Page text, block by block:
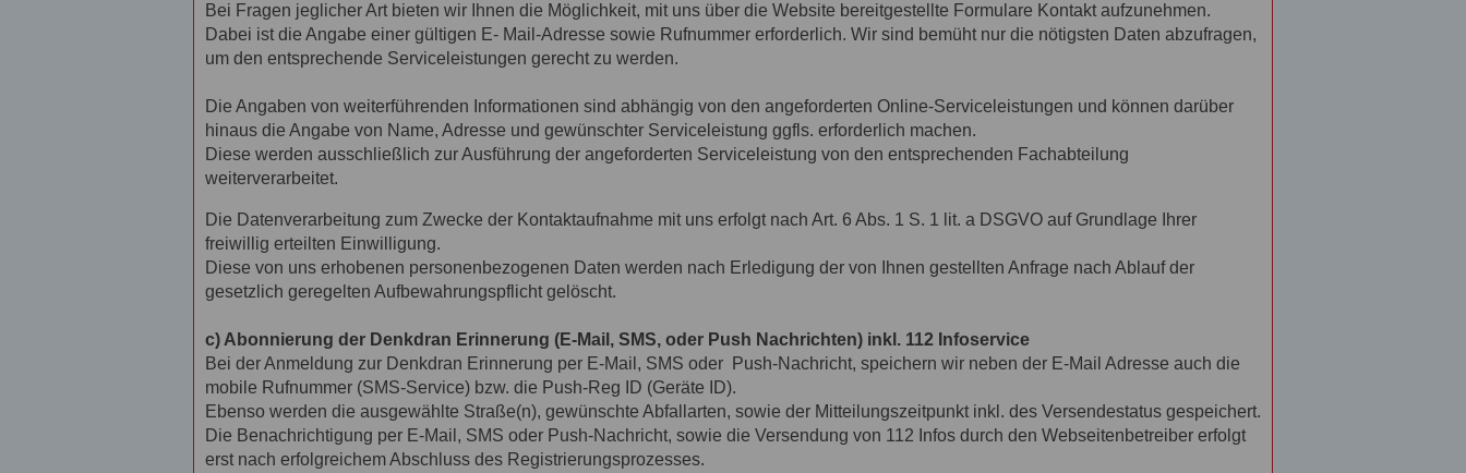
Bei Fragen jeglicher Art bieten wir Ihnen die Möglichkeit, mit uns über die Website bereitgestellte Formulare Kontakt aufzunehmen.
Dabei ist die Angabe einer gültigen E- Mail-Adresse sowie Rufnummer erforderlich. Wir sind bemüht nur die nötigsten Daten abzufragen,
um den entsprechende Serviceleistungen gerecht zu werden.
Die Angaben von weiterführenden Informationen sind abhängig von den angeforderten Online-Serviceleistungen und können darüber
hinaus die Angabe von Name, Adresse und gewünschter Serviceleistung ggfls. erforderlich machen.
Diese werden ausschließlich zur Ausführung der angeforderten Serviceleistung von den entsprechenden Fachabteilung
weiterverarbeitet.
Die Datenverarbeitung zum Zwecke der Kontaktaufnahme mit uns erfolgt nach Art. 6 Abs. 1 S. 1 lit. a DSGVO auf Grundlage Ihrer
freiwillig erteilten Einwilligung.
Diese von uns erhobenen personenbezogenen Daten werden nach Erledigung der von Ihnen gestellten Anfrage nach Ablauf der
gesetzlich geregelten Aufbewahrungspflicht gelöscht.
c) Abonnierung der Denkdran Erinnerung (E-Mail, SMS, oder Push Nachrichten) inkl. 112 Infoservice
Bei der Anmeldung zur Denkdran Erinnerung per E-Mail, SMS oder Push-Nachricht, speichern wir neben der E-Mail Adresse auch die
mobile Rufnummer (SMS-Service) bzw. die Push-Reg ID (Geräte ID).
Ebenso werden die ausgewählte Straße(n), gewünschte Abfallarten, sowie der Mitteilungszeitpunkt inkl. des Versendestatus gespeichert.
Die Benachrichtigung per E-Mail, SMS oder Push-Nachricht, sowie die Versendung von 112 Infos durch den Webseitenbetreiber erfolgt
erst nach erfolgreichem Abschluss des Registrierungsprozesses.